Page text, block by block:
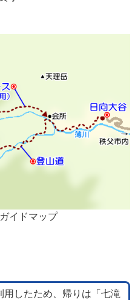
イドマップ
したため、帰りは「七滝